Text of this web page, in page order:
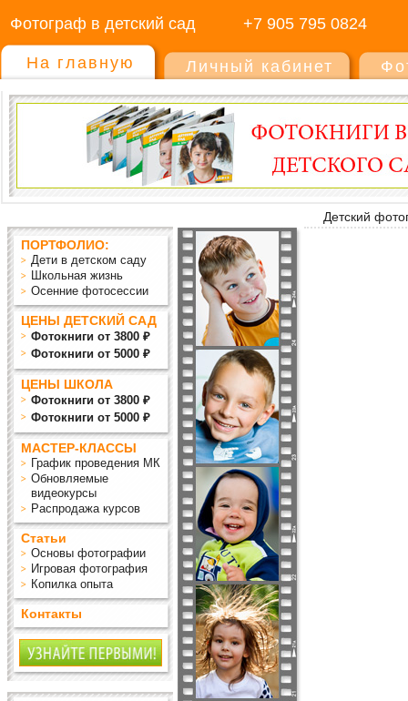
Фотограф в детский сад +7 905 795 0824
На главную Личный кабинет
Детский
ПОРТФОЛИО:
Дети в детском саду
Школьная жизнь
Осенние фотосессии
ЦЕНЫ ДЕТСКИЙ САД
Фотокниги от 3800 ₽
Фотокниги от 5000 ₽
ЦЕНЫ ШКОЛА
Фотокниги от 3800 ₽
Фотокниги от 5000 ₽
МАСТЕР-КЛАССЫ
График проведения МК
Обновляемые
видеокурсы
Распродажа курсов
Статьи
Основы фотографии
Игровая фотография
Копилка опыта
Контакты